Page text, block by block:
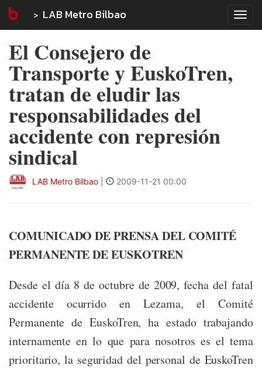
LAB Metro Bilbao
El Consejero de
Transporte y EuskoTren,
tratan de eludir las
responsabilidades del
accidente con represión
sindical
LAB Metro Bilbao 2009-11-21 00:00
COMUNICADO DE PRENSA DEL COMITÉ
PERMANENTE DE EUSKOTREN
Desde el día 8 de octubre de 2009, fecha del fatal
accidente ocurrido en Lezama, el Comité
Permanente de EuskoTren, ha estado trabajando
internamente en lo que para nosotros es el tema
prioritario, la seguridad del personal de EuskoTren